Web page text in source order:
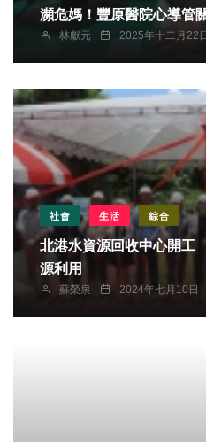
瀕危媽！豐原醫院心導管
林獻元 2025年十二月22
社會 生活 綜合
北港水資源回收中心開
源利用
蘇榮泉 2024年七月10日